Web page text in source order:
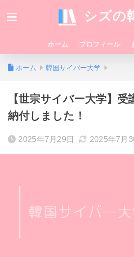
シズの
ホーム プロフィール
ホーム 韓国サイバー大学
【世宗サイバー大学】受
納付しました！
2025年7月29日 2025年7月